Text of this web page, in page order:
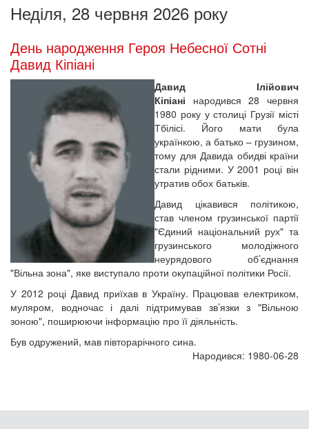
Неділя, 28 червня 2026 року
День народження Героя Небесної Сотні
Давид Кіпіані
Давид Ілійович
Кіпіані народився 28 червня
1980 року у столиці Грузії місті
Тбілісі. Його мати була
українкою, а батько – грузином,
тому для Давида обидві країни
стали рідними. У 2001 році він
утратив обох батьків.
Давид цікавився політикою,
став членом грузинської партії
"Єдиний національний рух" та
грузинського молодіжного
неурядового об’єднання
"Вільна зона", яке виступало проти окупаційної політики Росії.
У 2012 році Давид приїхав в Україну. Працював електриком,
муляром, водночас і далі підтримував зв’язки з "Вільною
зоною", поширюючи інформацію про її діяльність.
Був одружений, мав півторарічного сина.
Народився: 1980-06-28